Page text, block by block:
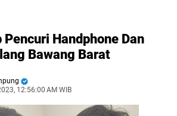
Handphone Dan
Bawang Barat
12:56:00 AM WIB